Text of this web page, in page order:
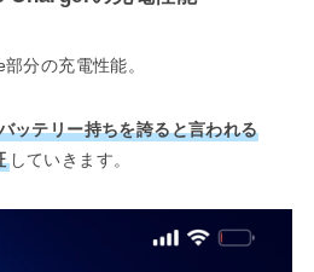
分の充電性能。
ッテリー持ちを誇ると言われる
していきます。